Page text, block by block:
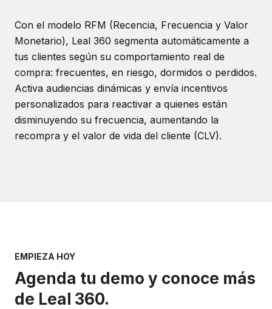
Con el modelo RFM (Recencia, Frecuencia y Valor
Monetario), Leal 360 segmenta automáticamente a
tus clientes según su comportamiento real de
compra: frecuentes, en riesgo, dormidos o perdidos.
Activa audiencias dinámicas y envía incentivos
personalizados para reactivar a quienes están
disminuyendo su frecuencia, aumentando la
recompra y el valor de vida del cliente (CLV).
EMPIEZA HOY
Agenda tu demo y conoce más
de Leal 360.